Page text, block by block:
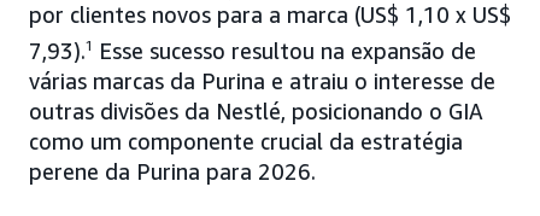
por clientes novos para a marca (US$ 1,10 x US$
7,93).1
Esse sucesso resultou na expansão de
várias marcas da Purina e atraiu o interesse de
outras divisões da Nestlé, posicionando o GIA
como um componente crucial da estratégia
perene da Purina para 2026.